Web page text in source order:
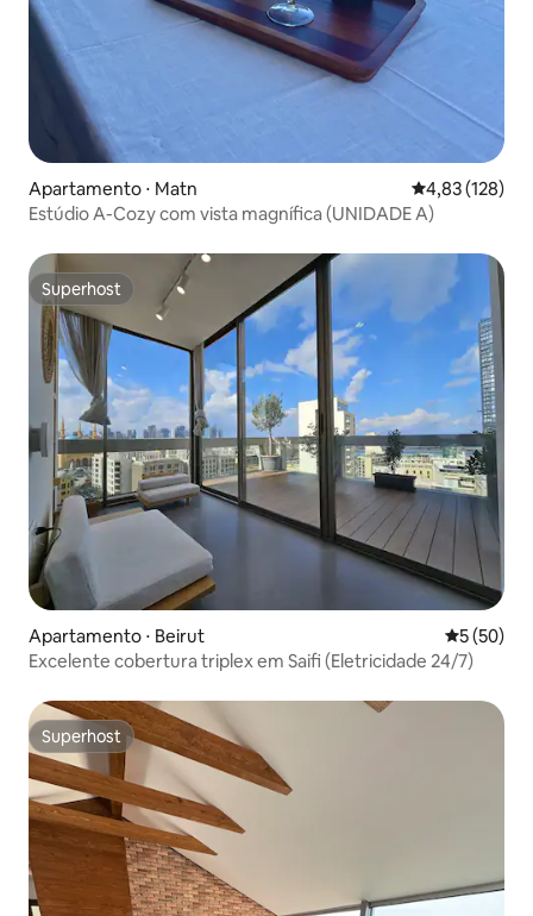
Apartamento ⋅ Matn 4,83 de uma
4,83 (128)
Estúdio A-Cozy com vista magnífica (UNIDADE A)
Superhost
Superhost
Apartamento ⋅ Beirut 5 de uma
5 (50)
Excelente cobertura triplex em Saifi (Eletricidade 24/7)
Superhost
Superhost